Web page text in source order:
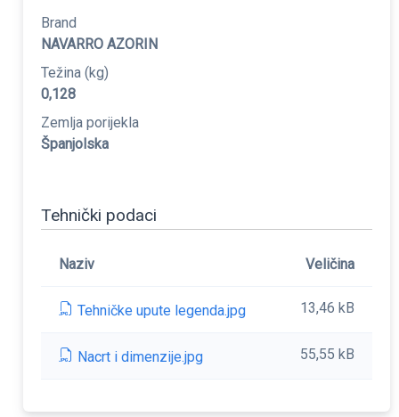
Brand
NAVARRO AZORIN
Težina (kg)
0,128
Zemlja porijekla
Španjolska
Tehnički podaci
Naziv Veličina
Tehničke upute legenda.jpg 13,46 kB
Nacrt i dimenzije.jpg 55,55 kB